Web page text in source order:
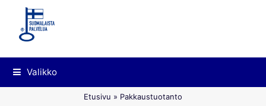
Valikko
Etusivu » Pakkaustuotanto